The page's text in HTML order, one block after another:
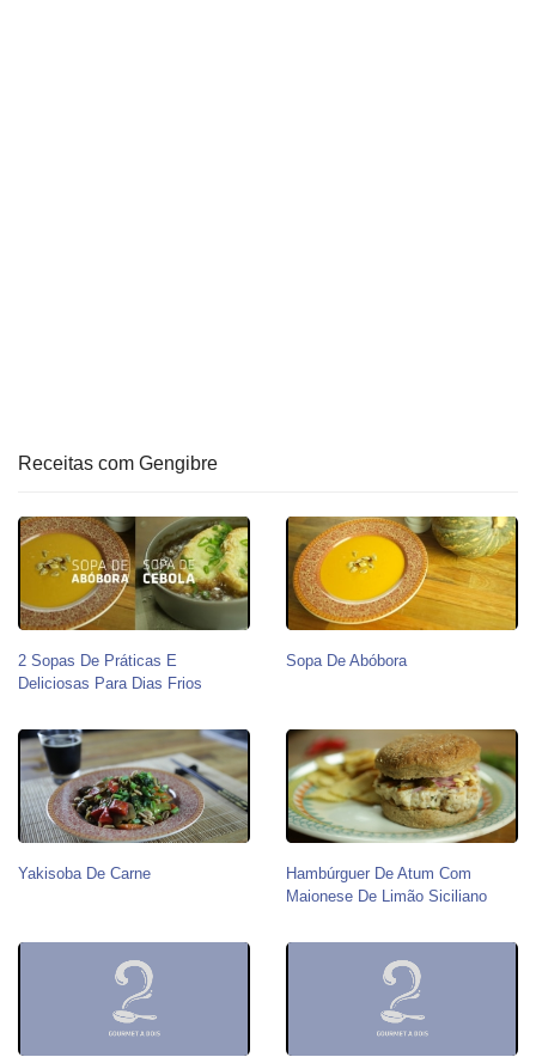
Receitas com Gengibre
2 Sopas De Práticas E
Deliciosas Para Dias Frios
Sopa De Abóbora
Yakisoba De Carne
Hambúrguer De Atum Com
Maionese De Limão Siciliano